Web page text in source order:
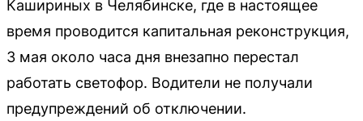
Кашириных в Челябинске, где в настоящее
время проводится капитальная реконструкция,
3 мая около часа дня внезапно перестал
работать светофор. Водители не получали
предупреждений об отключении.